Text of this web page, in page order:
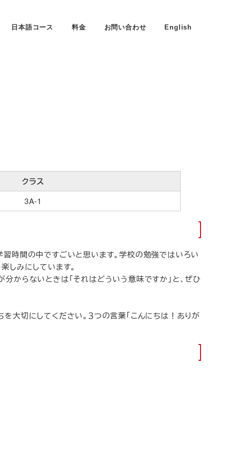
日本語コース 料金 お問い合わせ English
クラス
3A-1
時間の中ですごいと思います。学校の勉強ではいろい
しみにしています。
からないときは「それはどういう意味ですか」と、ぜひ
大切にしてください。３つの言葉「こんにちは！ありが